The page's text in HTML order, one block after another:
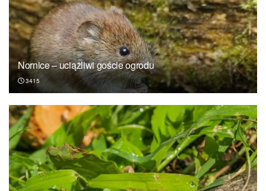
Nornice – uciążliwi goście ogrodu
3415